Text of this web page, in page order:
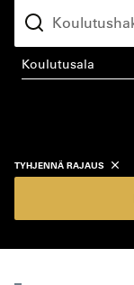
koulutusala
TYHJENNÄ RAJAUS